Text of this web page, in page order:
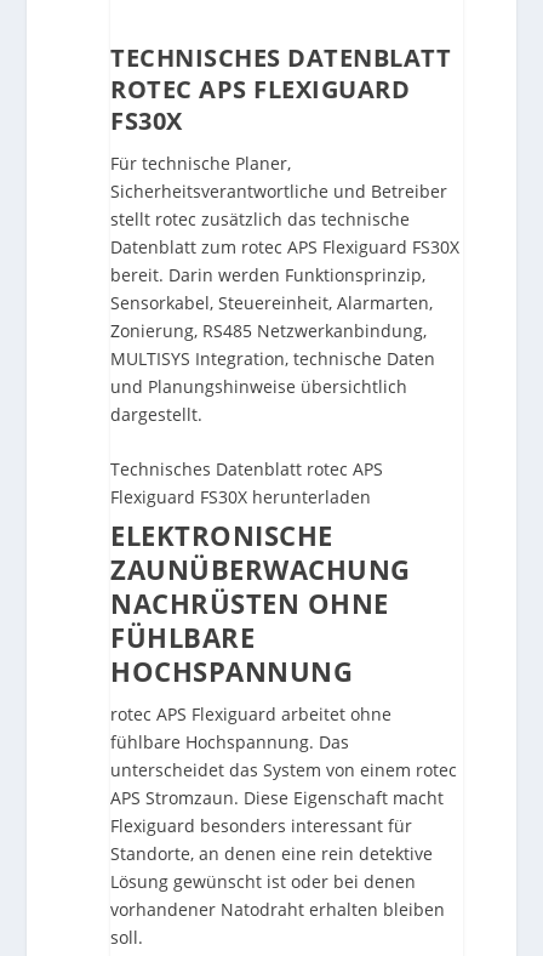
TECHNISCHES DATENBLATT
ROTEC APS FLEXIGUARD
FS30X
Für technische Planer,
Sicherheitsverantwortliche und Betreiber
stellt rotec zusätzlich das technische
Datenblatt zum rotec APS Flexiguard FS30X
bereit. Darin werden Funktionsprinzip,
Sensorkabel, Steuereinheit, Alarmarten,
Zonierung, RS485 Netzwerkanbindung,
MULTISYS Integration, technische Daten
und Planungshinweise übersichtlich
dargestellt.
Technisches Datenblatt rotec APS
Flexiguard FS30X herunterladen
ELEKTRONISCHE
ZAUNÜBERWACHUNG
NACHRÜSTEN OHNE
FÜHLBARE
HOCHSPANNUNG
rotec APS Flexiguard arbeitet ohne
fühlbare Hochspannung. Das
unterscheidet das System von einem rotec
APS Stromzaun. Diese Eigenschaft macht
Flexiguard besonders interessant für
Standorte, an denen eine rein detektive
Lösung gewünscht ist oder bei denen
vorhandener Natodraht erhalten bleiben
soll.